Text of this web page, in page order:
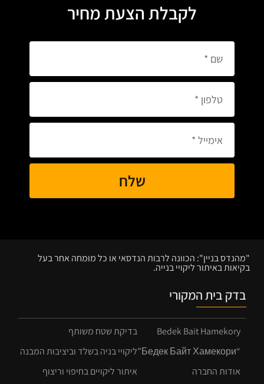
לקבלת הצעת מחיר
שלח
"מהנדס בניין": הכוונה לרבות הנדסאי או כל מומחה אחר בעל
בקיאות באיתור ליקויי בנייה.
בדק בית המקורי
Bedek Bait Hamekory
אודות החברה
בדיקת שטח משותף
ליקויי בניה בשלד וביציבות המבנה
איתור ליקויים בחיפוי וריצוף